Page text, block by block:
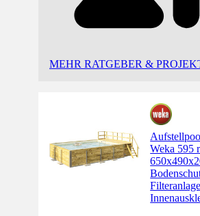
MEHR RATGEBER &
Weka 595